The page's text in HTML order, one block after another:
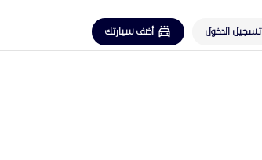
تسجيل الدخول
أضف سيارتك